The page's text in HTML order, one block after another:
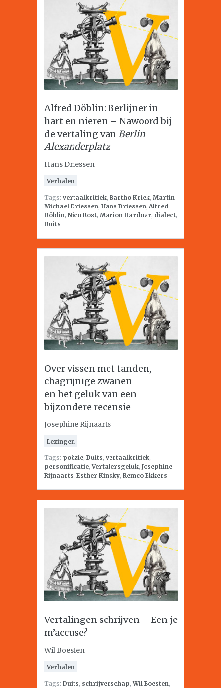
Alfred Döblin: Berlijner in
hart en nieren – Nawoord bij
de vertaling vanBerlin
Alexanderplatz
Hans Driessen
Verhalen
Tags: vertaalkritiek, Bartho Kriek, Martin
Michael Driessen, Hans Driessen, Alfred
Döblin, Nico Rost, Marion Hardoar, dialect,
Duits
Over vissen met tanden,
chagrijnige zwanen
en het geluk van een
bijzondere recensie
Josephine Rijnaarts
Lezingen
Tags: poëzie, Duits, vertaalkritiek,
personificatie,Vertalersgeluk, Josephine
Rijnaarts, Esther Kinsky, Remco Ekkers
Vertalingen schrijven – Een je
m’accuse?
Wil Boesten
Verhalen
Tags: Duits, schrijverschap,Wil Boesten,